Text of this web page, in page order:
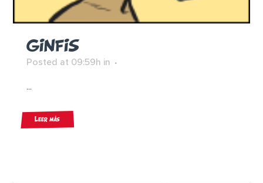
GINFIS
Posted at 09:59h in
...
Leer más